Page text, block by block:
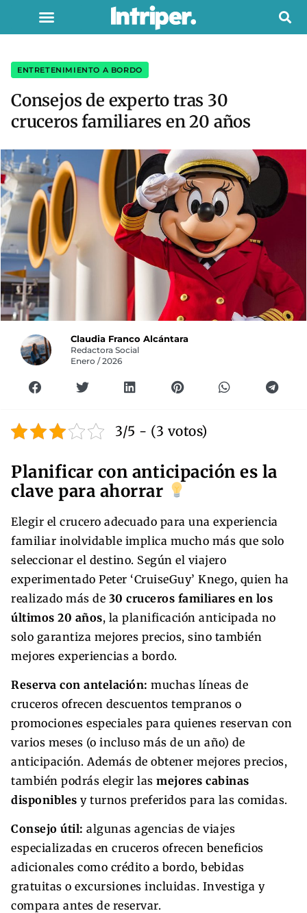
ENTRETENIMIENTO A BORDO
Consejos de experto tras 30
cruceros familiares en 20 años
Claudia Franco Alcántara
Redactora Social
Enero / 2026
3/5 - (3 votos)
Planificar con anticipación es la
clave para ahorrar
Elegir el crucero adecuado para una experiencia
familiar inolvidable implica mucho más que solo
seleccionar el destino. Según el viajero
experimentado Peter ‘CruiseGuy’ Knego, quien ha
realizado más de 30 cruceros familiares en los
últimos 20 años, la planificación anticipada no
solo garantiza mejores precios, sino también
mejores experiencias a bordo.
Reserva con antelación: muchas líneas de
cruceros ofrecen descuentos tempranos o
promociones especiales para quienes reservan con
varios meses (o incluso más de un año) de
anticipación. Además de obtener mejores precios,
también podrás elegir las mejores cabinas
disponibles y turnos preferidos para las comidas.
Consejo útil: algunas agencias de viajes
especializadas en cruceros ofrecen beneficios
adicionales como crédito a bordo, bebidas
gratuitas o excursiones incluidas. Investiga y
compara antes de reservar.